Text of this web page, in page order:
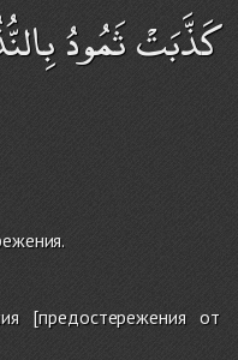
كَذَّبَتْ ثَمُودُ
[предостережения от